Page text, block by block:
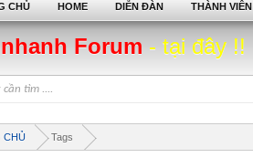
Forum - tại đây !!
CHỦ Tags
CHỦ HOME DIỄN ĐÀN THÀNH VIÊN